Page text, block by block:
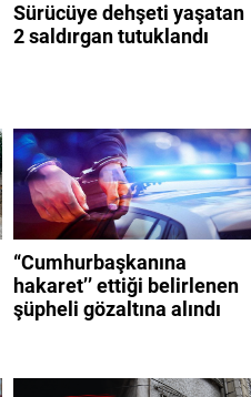
Sürücüye dehşeti yaşatan
2 saldırgan tutuklandı
“Cumhurbaşkanına
hakaret’’ ettiği belirlenen
şüpheli gözaltına alındı